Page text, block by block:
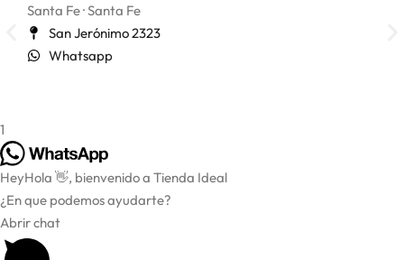
Santa Fe · Santa Fe
San Jerónimo 2323
Whatsapp
1
HeyHola 👋, bienvenido a Tienda Ideal
¿En que podemos ayudarte?
Abrir chat